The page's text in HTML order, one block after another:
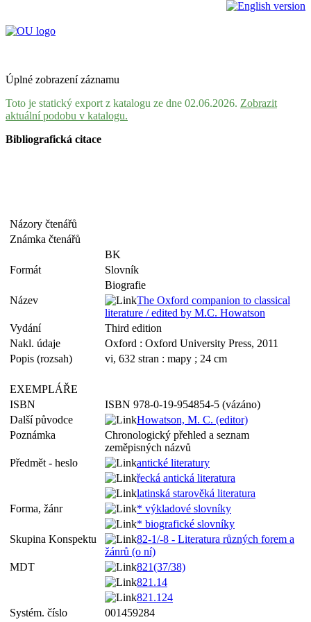
Úplné zobrazení záznamu
Toto je statický export z katalogu ze dne 02.06.2026. Zobrazit
aktuální podobu v katalogu.
Bibliografická citace
Názory čtenářů
Známka čtenářů
BK
Formát
Slovník
Biografie
Název
The Oxford companion to classical
literature / edited by M.C. Howatson
Vydání
Third edition
Nakl. údaje
Oxford : Oxford University Press, 2011
Popis (rozsah)
vi, 632 stran : mapy ; 24 cm
EXEMPLÁŘE
ISBN
ISBN 978-0-19-954854-5 (vázáno)
Další původce
Howatson, M. C. (editor)
Poznámka
Chronologický přehled a seznam
zeměpisných názvů
Předmět - heslo
antické literatury
řecká antická literatura
latinská starověká literatura
Forma, žánr
* výkladové slovníky
* biografické slovníky
Skupina Konspektu
82-1/-8 - Literatura různých forem a
žánrů (o ní)
MDT
821(37/38)
821.14
821.124
Systém. číslo
001459284